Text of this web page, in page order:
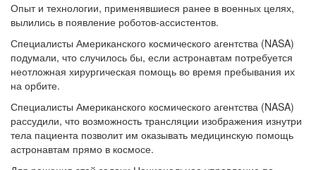
Опыт и технологии, применявшиеся ранее в военных целях,
вылились в появление роботов-ассистентов.
Специалисты Американского космического агентства (NASA)
подумали, что случилось бы, если астронавтам потребуется
неотложная хирургическая помощь во время пребывания их
на орбите.
Специалисты Американского космического агентства (NASA)
рассудили, что возможность трансляции изображения изнутри
тела пациента позволит им оказывать медицинскую помощь
астронавтам прямо в космосе.